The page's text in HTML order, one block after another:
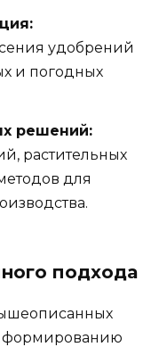
удобрений
и погодных
решений:
растительных
для
подхода
формированию